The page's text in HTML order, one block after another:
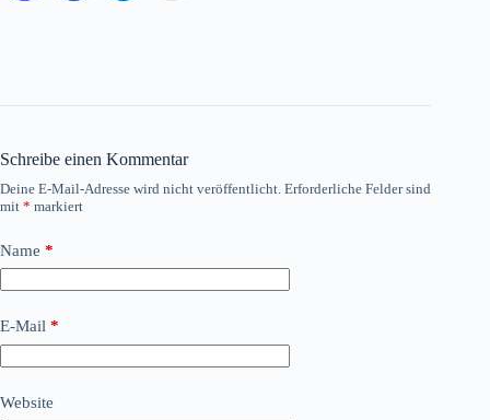
Schreibe einen Kommentar
Deine E-Mail-Adresse wird nicht veröffentlicht. Erforderliche Felder sind
mit * markiert
Name *
E-Mail *
Website